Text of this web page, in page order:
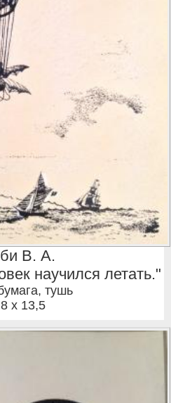
В. А.
научился летать."
тушь
x 13,5